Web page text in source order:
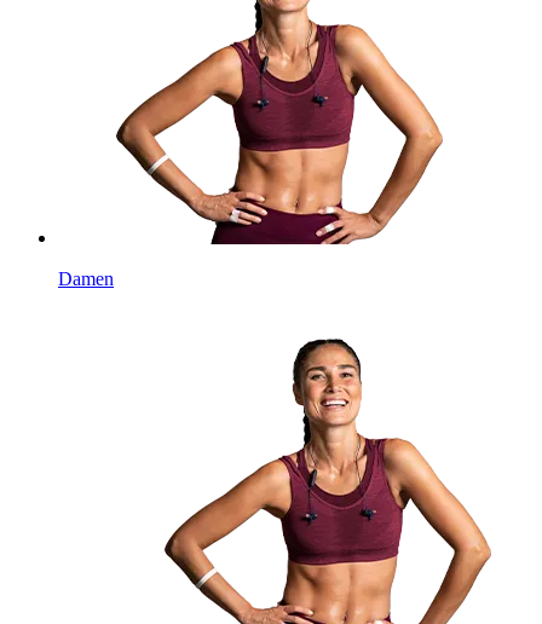
Damen